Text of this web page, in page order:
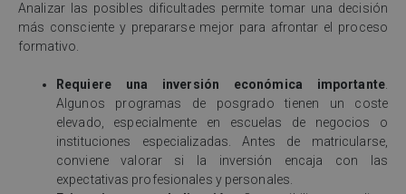
Analizar las posibles dificultades permite tomar una decisión
más consciente y prepararse mejor para afrontar el proceso
formativo.
Requiere una inversión económica importante.
Algunos programas de posgrado tienen un coste
elevado, especialmente en escuelas de negocios o
instituciones especializadas. Antes de matricularse,
conviene valorar si la inversión encaja con las
expectativas profesionales y personales.